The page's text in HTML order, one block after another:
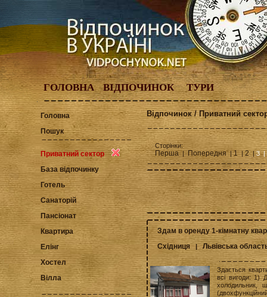
ГОЛОВНА ВІДПОЧИНОК ТУРИ
Головна
Пошук
Приватний сектор
База відпочинку
Готель
Санаторій
Пансіонат
Квартира
Елінг
Хостел
Вілла
Відпочинок / Приватний
Сторінки:
Перша| Попередня|1| 2|3 |
Здам в оренду 1-кімнатну
Східниця |Львівська
Здається
всі вигоди: 1)
холодильник,